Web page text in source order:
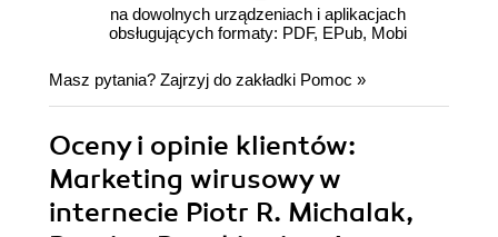
na dowolnych urządzeniach i aplikacjach
obsługujących formaty: PDF, EPub, Mobi
Masz pytania? Zajrzyj do zakładki Pomoc »
Oceny i opinie klientów:
Marketing wirusowy w
internecie Piotr R. Michalak,